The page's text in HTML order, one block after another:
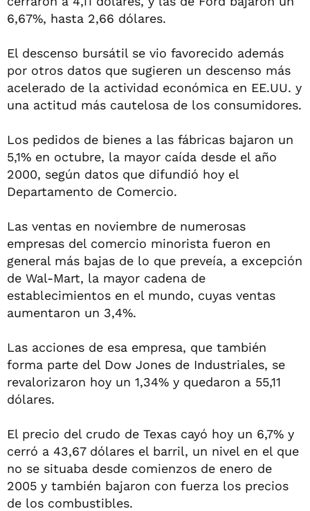
6,67%, hasta 2,66 dólares.
El descenso bursátil se vio favorecido además
por otros datos que sugieren un descenso más
acelerado de la actividad económica en EE.UU. y
una actitud más cautelosa de los consumidores.
Los pedidos de bienes a las fábricas bajaron un
5,1% en octubre, la mayor caída desde el año
2000, según datos que difundió hoy el
Departamento de Comercio.
Las ventas en noviembre de numerosas
empresas del comercio minorista fueron en
general más bajas de lo que preveía, a excepción
de Wal-Mart, la mayor cadena de
establecimientos en el mundo, cuyas ventas
aumentaron un 3,4%.
Las acciones de esa empresa, que también
forma parte del Dow Jones de Industriales, se
revalorizaron hoy un 1,34% y quedaron a 55,11
dólares.
El precio del crudo de Texas cayó hoy un 6,7% y
cerró a 43,67 dólares el barril, un nivel en el que
no se situaba desde comienzos de enero de
2005 y también bajaron con fuerza los precios
de los combustibles.